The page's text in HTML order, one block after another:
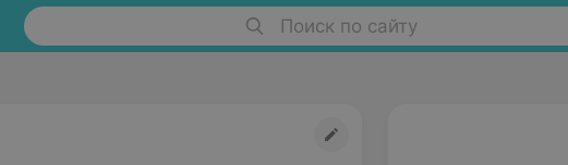
Поиск по сайту